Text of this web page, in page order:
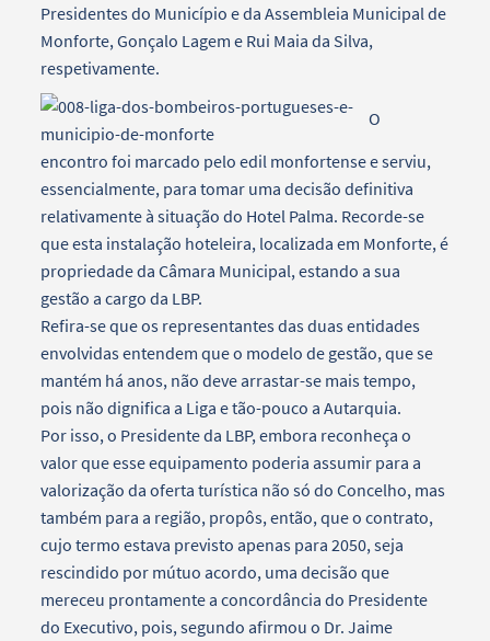
Presidentes do Município e da Assembleia Municipal de
Monforte, Gonçalo Lagem e Rui Maia da Silva,
respetivamente.
O
encontro foi marcado pelo edil monfortense e serviu,
essencialmente, para tomar uma decisão definitiva
relativamente à situação do Hotel Palma. Recorde-se
que esta instalação hoteleira, localizada em Monforte, é
propriedade da Câmara Municipal, estando a sua
gestão a cargo da LBP.
Refira-se que os representantes das duas entidades
envolvidas entendem que o modelo de gestão, que se
mantém há anos, não deve arrastar-se mais tempo,
pois não dignifica a Liga e tão-pouco a Autarquia.
Por isso, o Presidente da LBP, embora reconheça o
valor que esse equipamento poderia assumir para a
valorização da oferta turística não só do Concelho, mas
também para a região, propôs, então, que o contrato,
cujo termo estava previsto apenas para 2050, seja
rescindido por mútuo acordo, uma decisão que
mereceu prontamente a concordância do Presidente
do Executivo, pois, segundo afirmou o Dr. Jaime